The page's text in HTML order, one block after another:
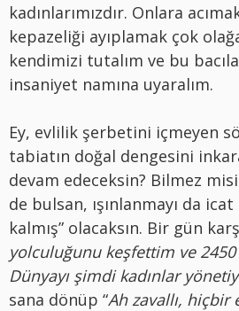
kadınlarımızdır. Onlara
kepazeliği ayıplamak çok
kendimizi tutalım ve bu
insaniyet namına uyaralım.
Ey, evlilik şerbetini içmeyen
tabiatın doğal dengesini
devam edeceksin? Bilmez
de bulsan, ışınlanmayı da
kalmış” olacaksın. Bir gün
yolculuğunu keşfettim ve 2450
Dünyayı şimdi kadınlar
sana dönüp “Ah zavallı,